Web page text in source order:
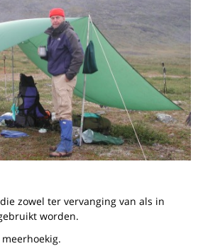
zowel ter vervanging van als in
worden.